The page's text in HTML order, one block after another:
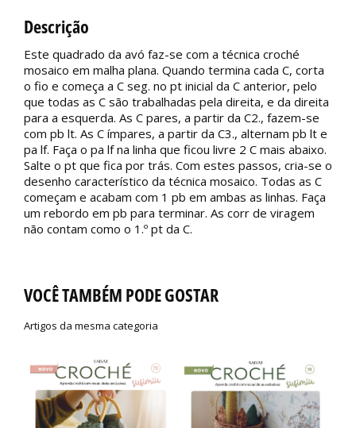
Descrição
Este quadrado da avó faz-se com a técnica croché
mosaico em malha plana. Quando termina cada C, corta
o fio e começa a C seg. no pt inicial da C anterior, pelo
que todas as C são trabalhadas pela direita, e da direita
para a esquerda. As C pares, a partir da C2., fazem-se
com pb lt. As C ímpares, a partir da C3., alternam pb lt e
pa lf. Faça o pa lf na linha que ficou livre 2 C mais abaixo.
Salte o pt que fica por trás. Com estes passos, cria-se o
desenho característico da técnica mosaico. Todas as C
começam e acabam com 1 pb em ambas as linhas. Faça
um rebordo em pb para terminar. As corr de viragem
não contam como o 1.º pt da C.
VOCÊ TAMBÉM PODE GOSTAR
Artigos da mesma categoria